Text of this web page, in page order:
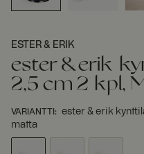
ESTER & ERIK
ester & erik
2,5 cm 2 kpl,
VARIANTTI :
ester & erik
matta